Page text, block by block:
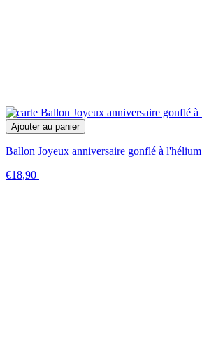
Ajouter au panier
Ballon Joyeux anniversaire gonflé à l'hélium
€18,90